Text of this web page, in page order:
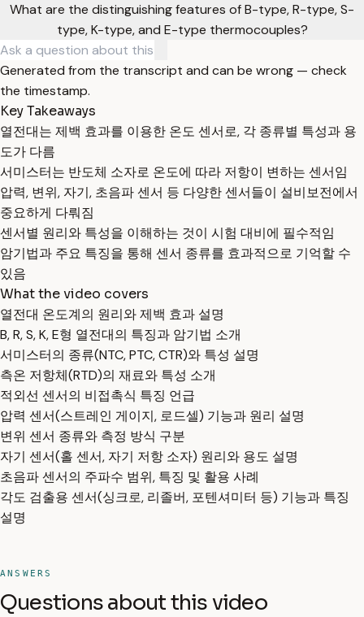
What are the distinguishing features of B-type, R-type, S-
type, K-type, and E-type thermocouples?
Generated from the transcript and can be wrong — check
the timestamp.
Key Takeaways
열전대는 제백 효과를 이용한 온도 센서로, 각 종류별 특성과 용
도가 다름
서미스터는 반도체 소자로 온도에 따라 저항이 변하는 센서임
압력, 변위, 자기, 초음파 센서 등 다양한 센서들이 설비보전에서
중요하게 다뤄짐
센서별 원리와 특성을 이해하는 것이 시험 대비에 필수적임
암기법과 주요 특징을 통해 센서 종류를 효과적으로 기억할 수
있음
What the video covers
열전대 온도계의 원리와 제백 효과 설명
B, R, S, K, E형 열전대의 특징과 암기법 소개
서미스터의 종류(NTC, PTC, CTR)와 특성 설명
측온 저항체(RTD)의 재료와 특성 소개
적외선 센서의 비접촉식 특징 언급
압력 센서(스트레인 게이지, 로드셀) 기능과 원리 설명
변위 센서 종류와 측정 방식 구분
자기 센서(홀 센서, 자기 저항 소자) 원리와 용도 설명
초음파 센서의 주파수 범위, 특징 및 활용 사례
각도 검출용 센서(싱크로, 리졸버, 포텐셔미터 등) 기능과 특징
설명
ANSWERS
Questions about this video